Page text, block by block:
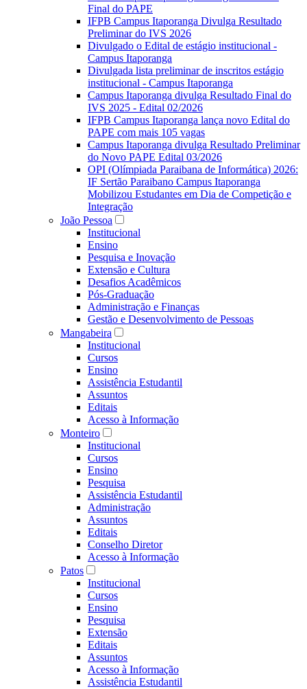
Final do PAPE
IFPB Campus Itaporanga Divulga Resultado
Preliminar do IVS 2026
Divulgado o Edital de estágio institucional -
Campus Itaporanga
Divulgada lista preliminar de inscritos estágio
institucional - Campus Itaporanga
Campus Itaporanga divulga Resultado Final do
IVS 2025 - Edital 02/2026
IFPB Campus Itaporanga lança novo Edital do
PAPE com mais 105 vagas
Campus Itaporanga divulga Resultado Preliminar
do Novo PAPE Edital 03/2026
OPI (Olímpiada Paraibana de Informática) 2026:
IF Sertão Paraibano Campus Itaporanga
Mobilizou Estudantes em Dia de Competição e
Integração
João Pessoa
Institucional
Ensino
Pesquisa e Inovação
Extensão e Cultura
Desafios Acadêmicos
Pós-Graduação
Administração e Finanças
Gestão e Desenvolvimento de Pessoas
Mangabeira
Institucional
Cursos
Ensino
Assistência Estudantil
Assuntos
Editais
Acesso à Informação
Monteiro
Institucional
Cursos
Ensino
Pesquisa
Assistência Estudantil
Administração
Assuntos
Editais
Conselho Diretor
Acesso à Informação
Patos
Institucional
Cursos
Ensino
Pesquisa
Extensão
Editais
Assuntos
Acesso à Informação
Assistência Estudantil